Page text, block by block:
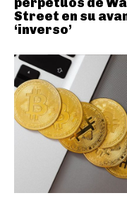
Street en su
‘inverso’